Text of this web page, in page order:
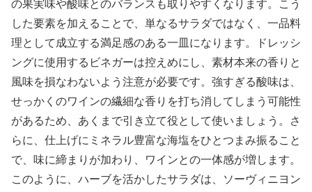
の果実味や酸味とのバランスも取りやすくなります。こう
した要素を加えることで、単なるサラダではなく、一品料
理として成立する満足感のある一皿になります。ドレッシ
ングに使用するビネガーは控えめにし、素材本来の香りと
風味を損なわないよう注意が必要です。強すぎる酸味は、
せっかくのワインの繊細な香りを打ち消してしまう可能性
があるため、あくまで引き立て役として使いましょう。さ
らに、仕上げにミネラル豊富な海塩をひとつまみ振ること
で、味に締まりが加わり、ワインとの一体感が増します。
このように、ハーブを活かしたサラダは、ソーヴィニヨン